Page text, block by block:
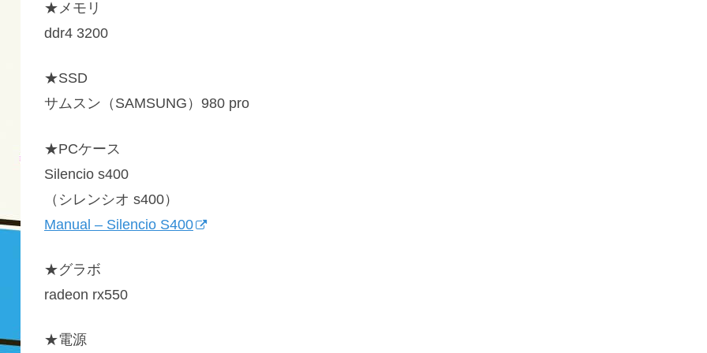
★メモリ
ddr4 3200
★SSD
サムスン（SAMSUNG）980 pro
★PCケース
Silencio s400
（シレンシオ s400）
Manual – Silencio S400
★グラボ
radeon rx550
★電源